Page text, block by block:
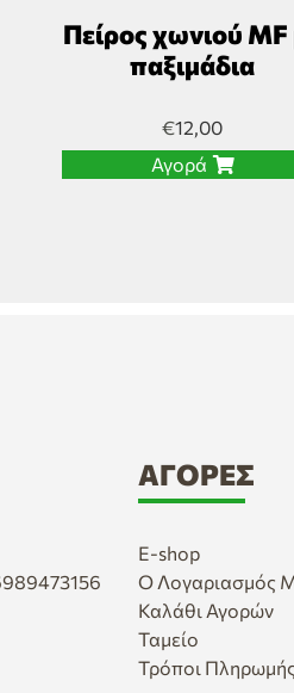
Πείρος χωνιού MF
παξιμάδια
€12,00
Αγορά
ΑΓΟΡΈΣ
E-shop
Ο Λογαριασμός
Καλάθι Αγορών
Ταμείο
Τρόποι